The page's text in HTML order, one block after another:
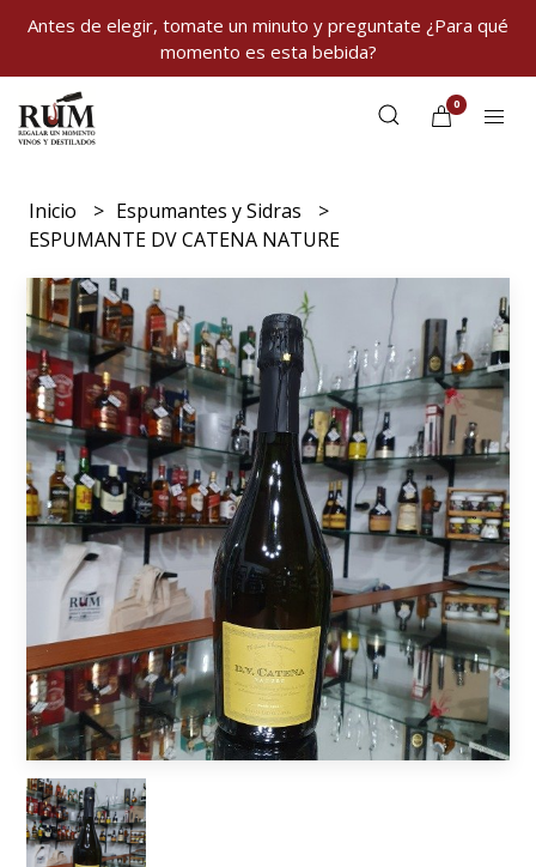
Antes de elegir, tomate un minuto y preguntate ¿Para qué
momento es esta bebida?
0
Inicio
Espumantes y Sidras
ESPUMANTE DV CATENA NATURE